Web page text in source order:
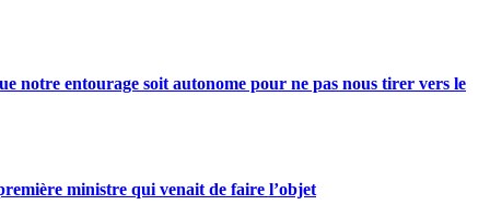
notre entourage soit autonome pour ne pas nous tirer vers le
ministre qui venait de faire l’objet